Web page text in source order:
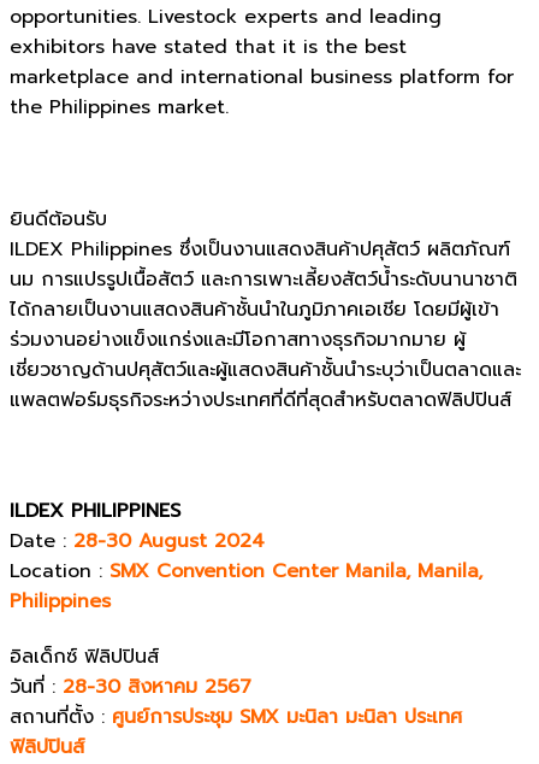
opportunities. Livestock experts and leading
exhibitors have stated that it is the best
marketplace and international business platform for
the Philippines market.
ยินดีต้อนรับ
ILDEX Philippines ซึ่งเป็นงานแสดงสินค้าปศุสัตว์ ผลิตภัณฑ์
นม การแปรรูปเนื้อสัตว์ และการเพาะเลี้ยงสัตว์น้ำระดับนานาชาติ
ได้กลายเป็นงานแสดงสินค้าชั้นนำในภูมิภาคเอเชีย โดยมีผู้เข้า
ร่วมงานอย่างแข็งแกร่งและมีโอกาสทางธุรกิจมากมาย ผู้
เชี่ยวชาญด้านปศุสัตว์และผู้แสดงสินค้าชั้นนำระบุว่าเป็นตลาดและ
แพลตฟอร์มธุรกิจระหว่างประเทศที่ดีที่สุดสำหรับตลาดฟิลิปปินส์
ILDEX PHILIPPINES
Date : 28-30 August 2024
Location : SMX Convention Center Manila, Manila,
Philippines
อิลเด็กซ์ ฟิลิปปินส์
วันที่ : 28-30 สิงหาคม 2567
สถานที่ตั้ง : ศูนย์การประชุม SMX มะนิลา มะนิลา ประเทศ
ฟิลิปปินส์